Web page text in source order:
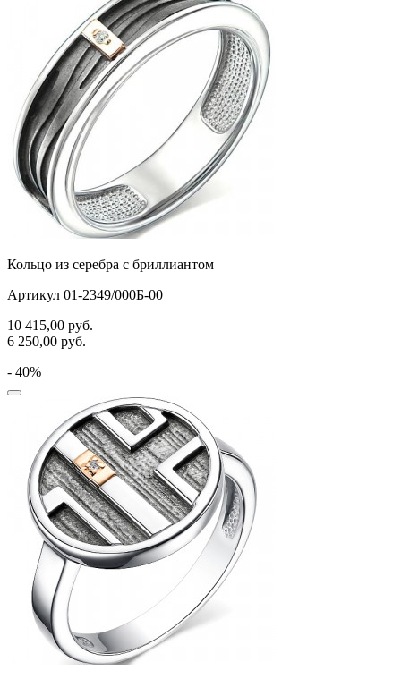
Кольцо из серебра с бриллиантом
Артикул 01-2349/000Б-00
10 415,00 руб.
6 250,00 руб.
- 40%